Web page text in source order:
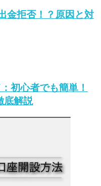
金拒否！？原因と対
初心者でも簡単！
底解説